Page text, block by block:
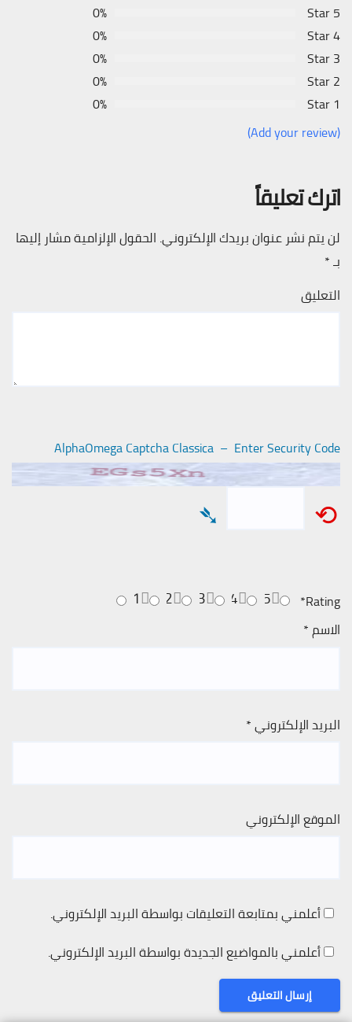
5 Star
0%
4 Star
0%
3 Star
0%
2 Star
0%
1 Star
0%
(Add your review)
اترك تعليقاً
لن يتم نشر عنوان بريدك الإلكتروني. الحقول الإلزامية مشار إليها
بـ*
التعليق
AlphaOmega Captcha Classica – Enter Security Code
⟲
➴
Rating
*
5
4
3
2
1
الاسم*
البريد الإلكتروني*
الموقع الإلكتروني
أعلمني بمتابعة التعليقات بواسطة البريد الإلكتروني.
أعلمني بالمواضيع الجديدة بواسطة البريد الإلكتروني.